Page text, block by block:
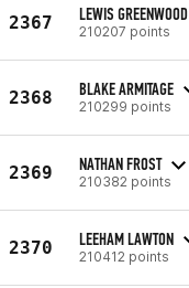
2367 LEWIS GREENWOOD
210207 points
2368 BLAKE ARMITAGE
210299 points
2369 NATHAN FROST
210382 points
2370 LEEHAM LAWTON
210412 points